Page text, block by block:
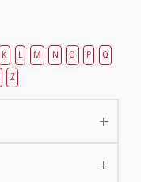
K L M N O P
Q
Z